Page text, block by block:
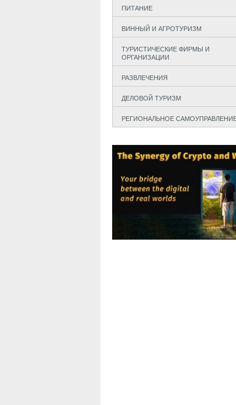
ПИТАНИЕ
ВИННЫЙ И АГРОТУРИЗМ
ТУРИСТИЧЕСКИЕ ФИРМЫ И
ОРГАНИЗАЦИИ
РАЗВЛЕЧЕНИЯ
ДЕЛОВОЙ ТУРИЗМ
РЕГИОНАЛЬНОЕ